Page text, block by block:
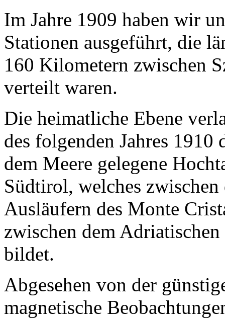
Im Jahre 1909 haben wir
Stationen ausgeführt, die
160 Kilometern zwischen
verteilt waren.
Die heimatliche Ebene
des folgenden Jahres 1910
dem Meere gelegene
Südtirol, welches zwischen
Ausläufern des Monte
zwischen dem
bildet.
Abgesehen von der
magnetische